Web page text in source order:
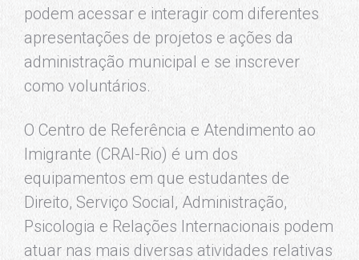
podem acessar e interagir com diferentes
apresentações de projetos e ações da
administração municipal e se inscrever
como voluntários.
O Centro de Referência e Atendimento ao
Imigrante (CRAI-Rio) é um dos
equipamentos em que estudantes de
Direito, Serviço Social, Administração,
Psicologia e Relações Internacionais podem
atuar nas mais diversas atividades relativas